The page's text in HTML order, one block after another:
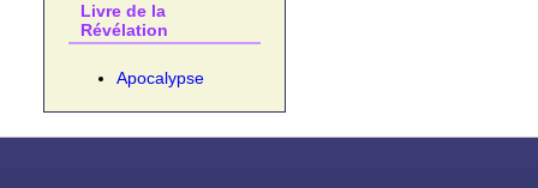
Livre de la
Révélation
Apocalypse